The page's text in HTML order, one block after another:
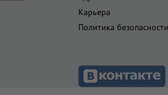
Карьера
Политика безопасности